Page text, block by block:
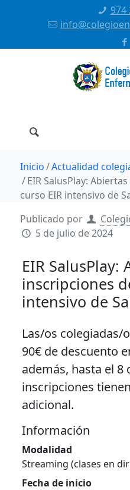
974
Inicio Actualidad
EIR SalusPlay:
curso EIR intensivo de
Publicado por
5 de julio de 2024
EIR SalusPlay:
inscripciones
intensivo de
Las/os colegiadas/
90€ de descuento
además, hasta el 8
inscripciones
adicional.
Información
Modalidad
Streaming (clases en
Fecha de inicio